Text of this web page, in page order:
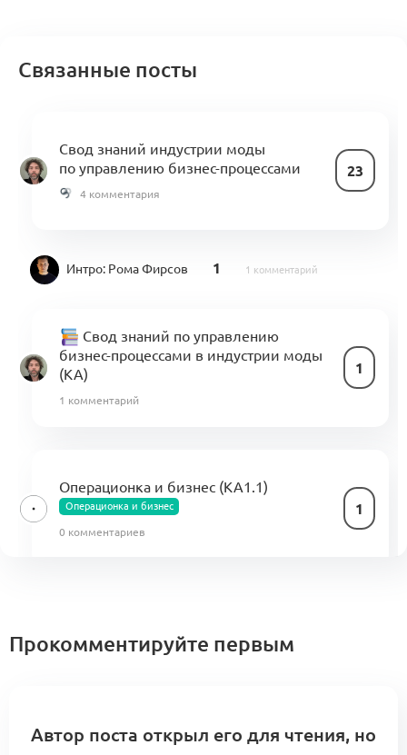
Связанные посты
Свод знаний индустрии моды
по управлению бизнес-процессами
23
4 комментария
Интро: Рома Фирсов 1 1 комментарий
Свод знаний по управлению
бизнес-процессами в индустрии моды
(KA)
1
1 комментарий
Операционка и бизнес (КА1.1)
Операционка и бизнес 1
0 комментариев
Кооперационные контуры и модульные
сборки
Прокомментируйте первым
Автор поста открыл его для чтения, но